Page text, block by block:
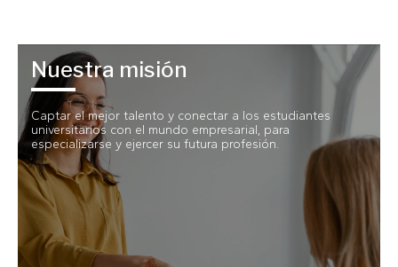
Nuestra misión
Captar el mejor talento y conectar a los estudiantes
universitarios con el mundo empresarial, para
especializarse y ejercer su futura profesión.